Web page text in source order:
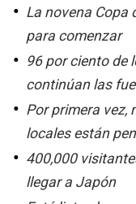
La novena Copa
para comenzar
96 por ciento de
continúan las
Por primera vez,
locales están
400,000
llegar a Japón